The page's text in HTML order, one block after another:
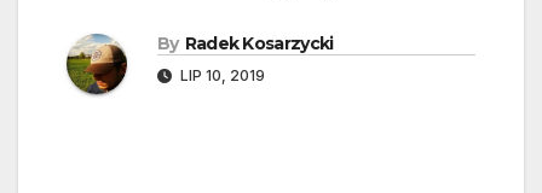
By Radek Kosarzycki
LIP 10, 2019